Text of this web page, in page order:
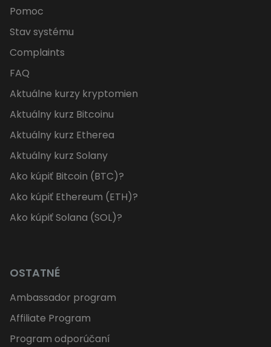
Pomoc
Stav systému
Complaints
FAQ
Aktuálne kurzy kryptomien
Aktuálny kurz Bitcoinu
Aktuálny kurz Etherea
Aktuálny kurz Solany
Ako kúpiť Bitcoin (BTC)?
Ako kúpiť Ethereum (ETH)?
Ako kúpiť Solana (SOL)?
OSTATNÉ
Ambassador program
Affiliate Program
Program odporúčaní